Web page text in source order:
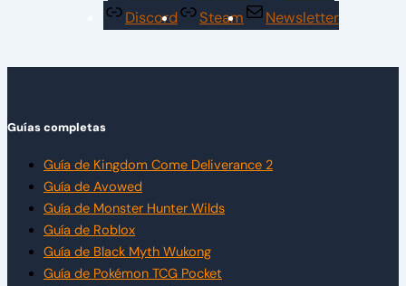
Discord
Steam Newsletter
Guías completas
Guía de Kingdom Come Deliverance 2
Guía de Avowed
Guía de Monster Hunter Wilds
Guía de Roblox
Guía de Black Myth Wukong
Guía de Pokémon TCG Pocket